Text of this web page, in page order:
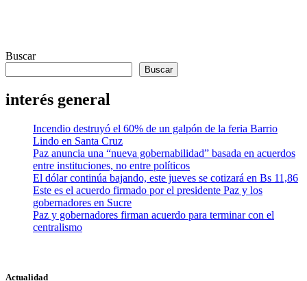
Buscar
Buscar
interés general
Incendio destruyó el 60% de un galpón de la feria Barrio
Lindo en Santa Cruz
Paz anuncia una “nueva gobernabilidad” basada en acuerdos
entre instituciones, no entre políticos
El dólar continúa bajando, este jueves se cotizará en Bs 11,86
Este es el acuerdo firmado por el presidente Paz y los
gobernadores en Sucre
Paz y gobernadores firman acuerdo para terminar con el
centralismo
Actualidad